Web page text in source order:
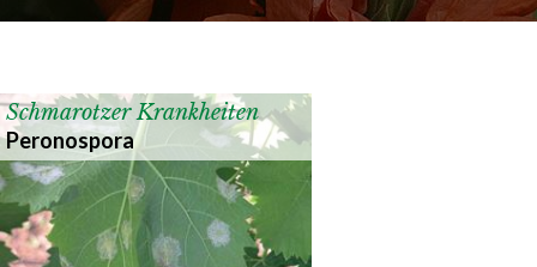
Schmarotzer Krankheiten
Peronospora